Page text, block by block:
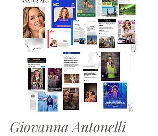
Giovanna Antonelli